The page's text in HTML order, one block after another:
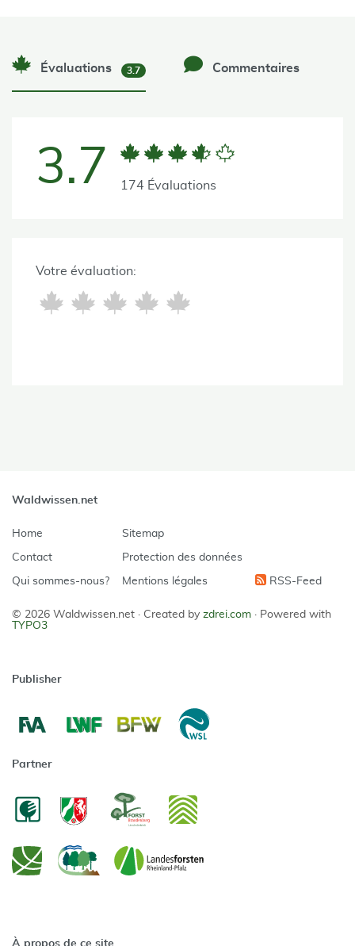
Évaluations 3.7 Commentaires
3.7 174 Évaluations
Votre évaluation:
Waldwissen.net
Home
Contact
Qui sommes-nous?
Sitemap
Protection des données
Mentions légales RSS-Feed
© 2026 Waldwissen.net · Created by zdrei.com · Powered with
TYPO3
Publisher
Partner
À propos de ce site